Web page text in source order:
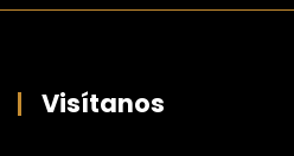
Visítanos